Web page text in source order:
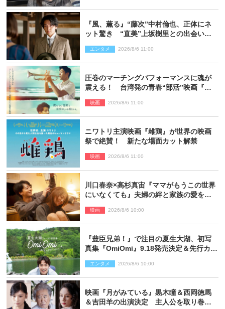
『風、薫る』“藤次”中村倫也、正体にネ
ット驚き “直美”上坂樹里との出会いに
しなよ！」
エンタメ 2026/8/6 11:00
圧巻のマーチングパフォーマンスに魂が
震える！ 台湾発の青春“部活”映画『進
映画 2026/8/6 11:00
ニワトリ主演映画『雌鶏』が世界の映画
祭で絶賛！ 新たな場面カット解禁
映画 2026/8/6 11:00
川口春奈×高杉真宙『ママがもうこの世界
にいなくても』夫婦の絆と家族の愛を映
映画 2026/8/6 10:00
『豊臣兄弟！』で注目の夏生大湖、初写
真集『OmiOmi』9.18発売決定＆先行カッ
エンタメ 2026/8/6 10:00
映画『月がみている』黒木瞳＆西岡徳馬
＆吉田羊の出演決定 主人公を取り巻く